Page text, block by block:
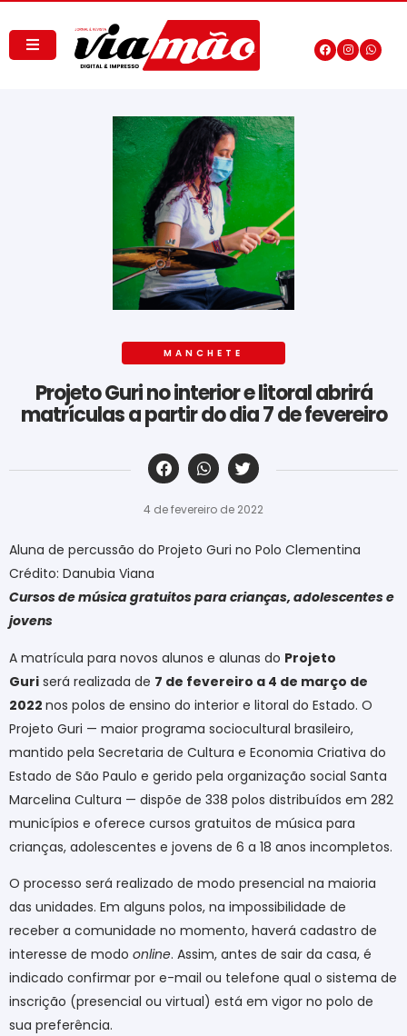
MANCHETE
Projeto Guri no interior e litoral abrirá
matrículas a partir do dia 7 de fevereiro
‎ ‎ ‎ ‎ ‎ ‎ ‎ ‎ ‎ ‎ ‎ ‎ ‎ ‎ ‎ ‎ ‎ ‎ ‎ ‎ ‎ ‎ ‎ ‎ ‎ ‎ ‎ ‎ ‎ ‎ ‎
4 de fevereiro de 2022
Aluna de percussão do Projeto Guri no Polo Clementina
Crédito: Danubia Viana
Cursos de música gratuitos para crianças, adolescentes e
jovens
A matrícula para novos alunos e alunas do Projeto
Guri será realizada de 7 de fevereiro a 4 de março de
2022 nos polos de ensino do interior e litoral do Estado. O
Projeto Guri — maior programa sociocultural brasileiro,
mantido pela Secretaria de Cultura e Economia Criativa do
Estado de São Paulo e gerido pela organização social Santa
Marcelina Cultura — dispõe de 338 polos distribuídos em 282
municípios e oferece cursos gratuitos de música para
crianças, adolescentes e jovens de 6 a 18 anos incompletos.
O processo será realizado de modo presencial na maioria
das unidades. Em alguns polos, na impossibilidade de
receber a comunidade no momento, haverá cadastro de
interesse de modo online. Assim, antes de sair da casa, é
indicado confirmar por e-mail ou telefone qual o sistema de
inscrição (presencial ou virtual) está em vigor no polo de
sua preferência.